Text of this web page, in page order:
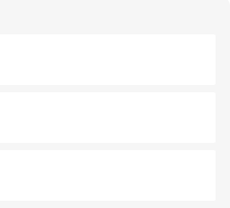
元の風情を楽しめる外せないスポット